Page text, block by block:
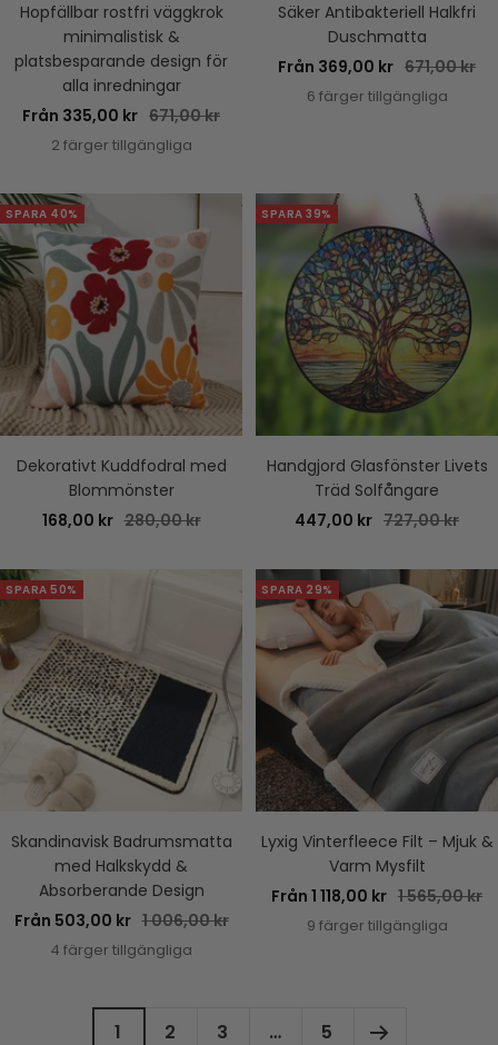
Hopfällbar rostfri väggkrok
minimalistisk &
platsbesparande design för
alla inredningar
Rea-
Från 335,00 kr Pris
671,00 kr
2 färger tillgängliga
Säker Antibakteriell Halkfri
Duschmatta
Rea-
Från 369,00 kr Pris
671,00 kr
6 färger tillgängliga
SPARA 40%
Dekorativt Kuddfodral med
Blommönster
Rea-
168,00 kr Pris
280,00 kr
SPARA 39%
Handgjord Glasfönster Livets
Träd Solfångare
Rea-
447,00 kr Pris
727,00 kr
SPARA 50%
Skandinavisk Badrumsmatta
med Halkskydd &
Absorberande Design
Rea-
Från 503,00 kr Pris
1 006,00 kr
4 färger tillgängliga
SPARA 29%
Lyxig Vinterfleece Filt – Mjuk &
Varm Mysfilt
Rea-
Från 1 118,00 kr Pris
1 565,00 kr
9 färger tillgängliga
1 2 3 … 5